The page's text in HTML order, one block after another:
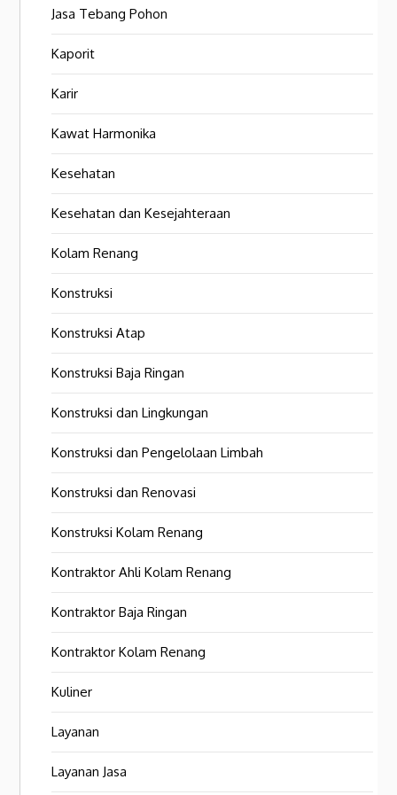
Jasa Tebang Pohon
Kaporit
Karir
Kawat Harmonika
Kesehatan
Kesehatan dan Kesejahteraan
Kolam Renang
Konstruksi
Konstruksi Atap
Konstruksi Baja Ringan
Konstruksi dan Lingkungan
Konstruksi dan Pengelolaan Limbah
Konstruksi dan Renovasi
Konstruksi Kolam Renang
Kontraktor Ahli Kolam Renang
Kontraktor Baja Ringan
Kontraktor Kolam Renang
Kuliner
Layanan
Layanan Jasa